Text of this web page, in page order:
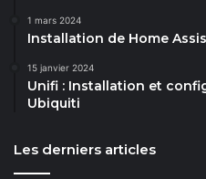
1 mars 2024
Installation de Home
15 janvier 2024
Unifi : Installation et
Ubiquiti
Les derniers articles